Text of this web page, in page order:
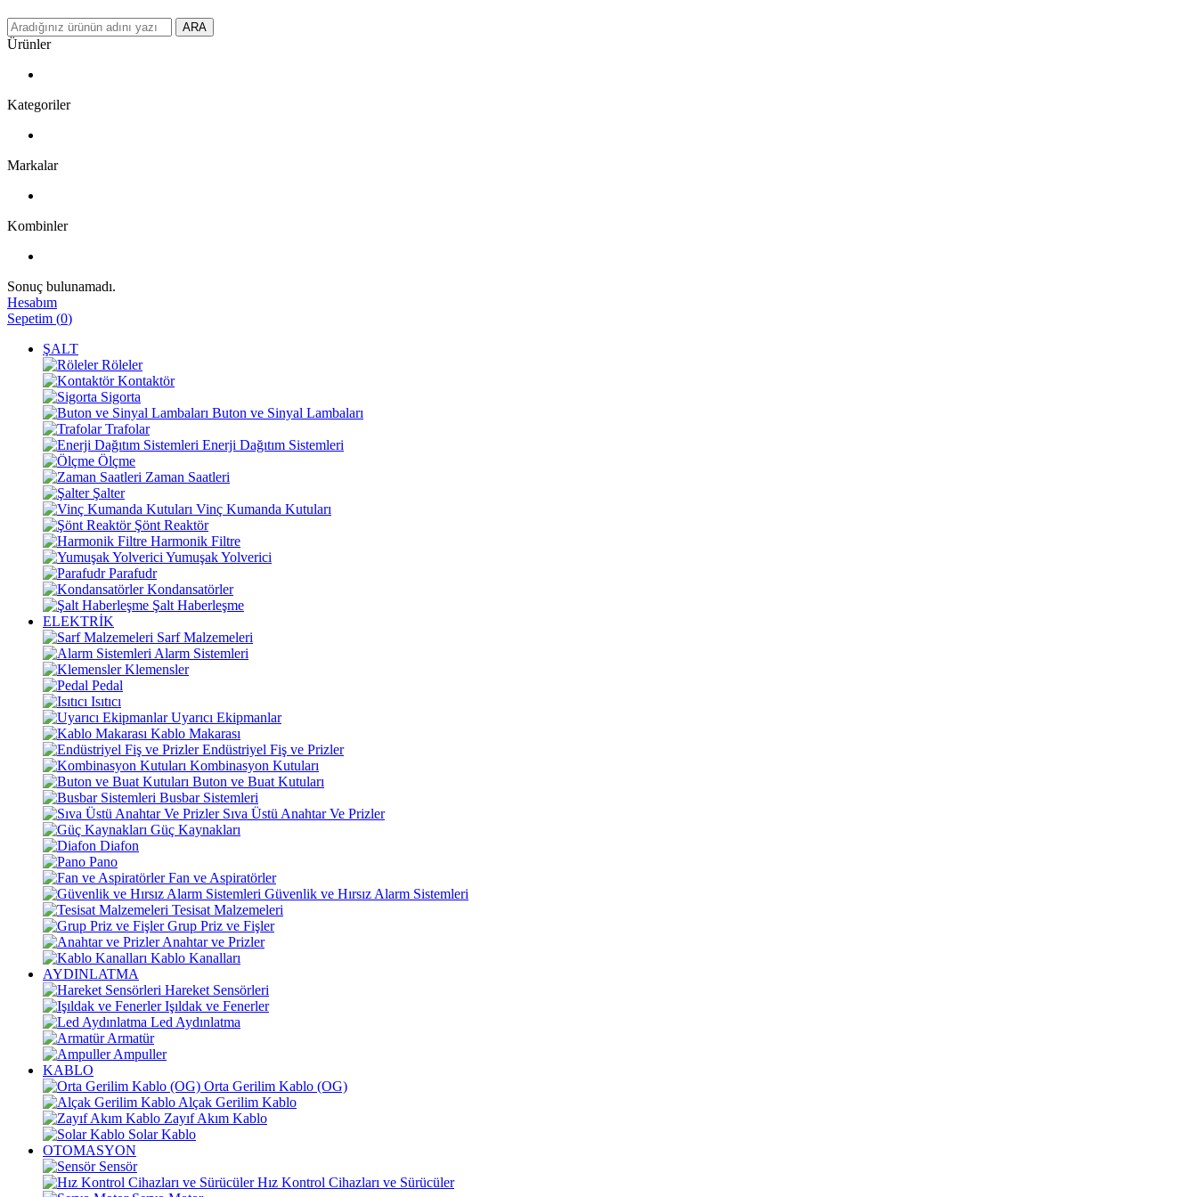
ARA
Ürünler
Kategoriler
Markalar
Kombinler
Sonuç bulunamadı.
Hesabım
Sepetim (0)
ŞALT
Röleler
Kontaktör
Sigorta
Buton ve Sinyal Lambaları
Trafolar
Enerji Dağıtım Sistemleri
Ölçme
Zaman Saatleri
Şalter
Vinç Kumanda Kutuları
Şönt Reaktör
Harmonik Filtre
Yumuşak Yolverici
Parafudr
Kondansatörler
Şalt Haberleşme
ELEKTRİK
Sarf Malzemeleri
Alarm Sistemleri
Klemensler
Pedal
Isıtıcı
Uyarıcı Ekipmanlar
Kablo Makarası
Endüstriyel Fiş ve Prizler
Kombinasyon Kutuları
Buton ve Buat Kutuları
Busbar Sistemleri
Sıva Üstü Anahtar Ve Prizler
Güç Kaynakları
Diafon
Pano
Fan ve Aspiratörler
Güvenlik ve Hırsız Alarm Sistemleri
Tesisat Malzemeleri
Grup Priz ve Fişler
Anahtar ve Prizler
Kablo Kanalları
AYDINLATMA
Hareket Sensörleri
Işıldak ve Fenerler
Led Aydınlatma
Armatür
Ampuller
KABLO
Orta Gerilim Kablo (OG)
Alçak Gerilim Kablo
Zayıf Akım Kablo
Solar Kablo
OTOMASYON
Sensör
Hız Kontrol Cihazları ve Sürücüler